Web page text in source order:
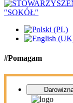
#Pomagam